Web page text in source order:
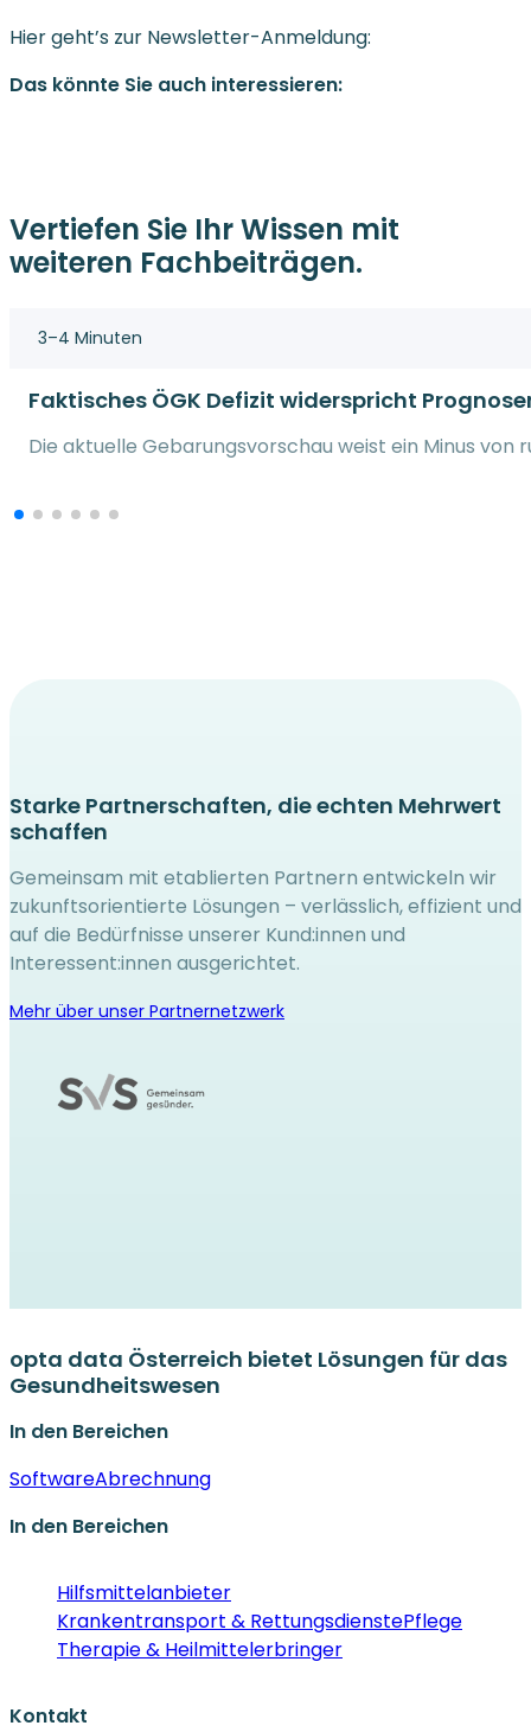
Hier geht’s zur Newsletter-Anmeldung:
Das könnte Sie auch interessieren:
Vertiefen Sie Ihr Wissen mit
weiteren Fachbeiträgen.
3–4 Minuten
Faktisches ÖGK Defizit widerspricht
Die aktuelle Gebarungsvorschau weist ein Minus von
Starke Partnerschaften, die echten Mehrwert
schaffen
Gemeinsam mit etablierten Partnern entwickeln wir
zukunftsorientierte Lösungen – verlässlich, effizient und
auf die Bedürfnisse unserer Kund:innen und
Interessent:innen ausgerichtet.
Mehr über unser Partnernetzwerk
opta data Österreich bietet Lösungen für das
Gesundheitswesen
In den Bereichen
SoftwareAbrechnung
In den Bereichen
Hilfsmittelanbieter
Krankentransport & RettungsdienstePflege
Therapie & Heilmittelerbringer
Kontakt